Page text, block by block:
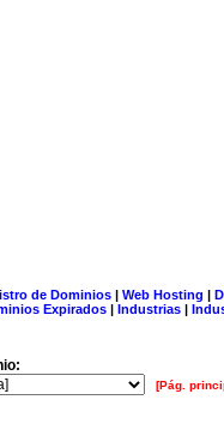
de Dominios| Web Hosting |
Expirados | Industrias |
[Pág.